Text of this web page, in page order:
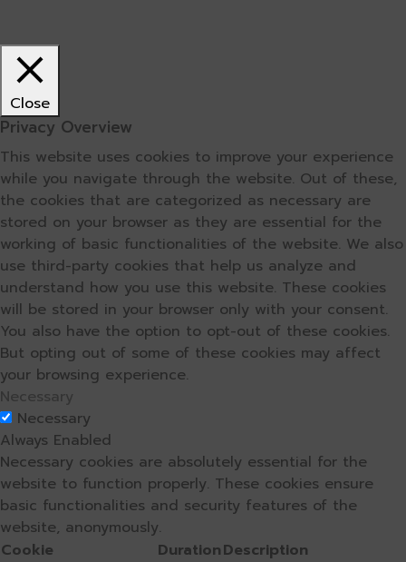
Close
Privacy Overview
This website uses cookies to improve your experience
while you navigate through the website. Out of these,
the cookies that are categorized as necessary are
stored on your browser as they are essential for the
working of basic functionalities of the website. We also
use third-party cookies that help us analyze and
understand how you use this website. These cookies
will be stored in your browser only with your consent.
You also have the option to opt-out of these cookies.
But opting out of some of these cookies may affect
your browsing experience.
Necessary
Necessary
Always Enabled
Necessary cookies are absolutely essential for the
website to function properly. These cookies ensure
basic functionalities and security features of the
website, anonymously.
Cookie
DurationDescription